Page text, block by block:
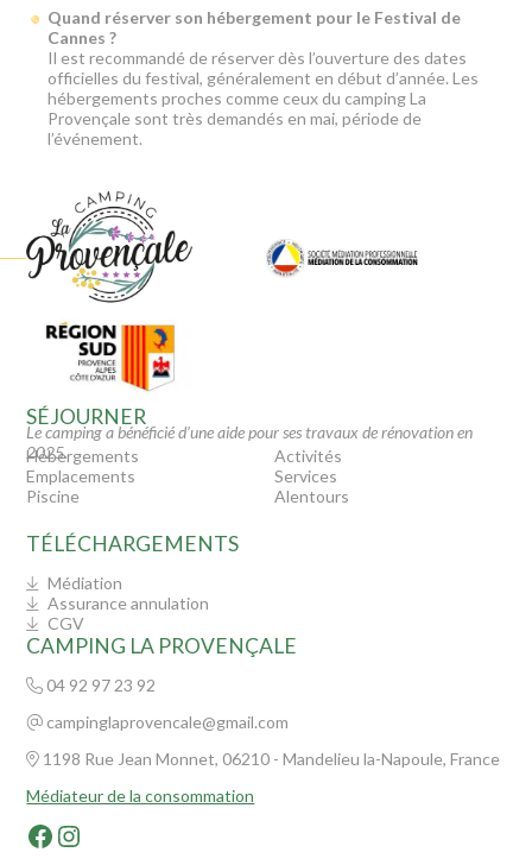
Quand réserver son hébergement pour le Festival de
Cannes ?
Il est recommandé de réserver dès l’ouverture des dates
officielles du festival, généralement en début d’année. Les
hébergements proches comme ceux du camping La
Provençale sont très demandés en mai, période de
l’événement.
Le camping a bénéficié d’une aide pour ses travaux de rénovation en
2025.
SÉJOURNER
Hébergements
Emplacements
Piscine
Activités
Services
Alentours
TÉLÉCHARGEMENTS
Médiation
Assurance annulation
CGV
CAMPING LA PROVENÇALE
04 92 97 23 92
campinglaprovencale@gmail.com
1198 Rue Jean Monnet, 06210 - Mandelieu la-Napoule, France
Médiateur de la consommation